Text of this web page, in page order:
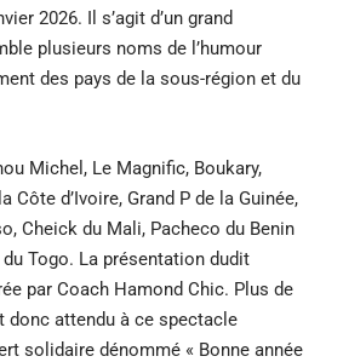
2026. Il s’agit d’un grand
plusieurs noms de l’humour
des pays de la sous-région et du
Michel, Le Magnific, Boukary,
Côte d’Ivoire, Grand P de la Guinée,
Cheick du Mali, Pacheco du Benin
Togo. La présentation dudit
par Coach Hamond Chic. Plus de
donc attendu à ce spectacle
solidaire dénommé « Bonne année